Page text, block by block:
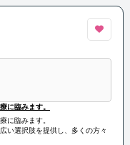
に臨みます。
に臨みます。
い選択肢を提供し、多くの方々